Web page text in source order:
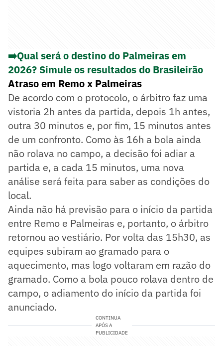
➡️Qual será o destino do Palmeiras em
2026? Simule os resultados do Brasileirão
Atraso em Remo x Palmeiras
De acordo com o protocolo, o árbitro faz uma
vistoria 2h antes da partida, depois 1h antes,
outra 30 minutos e, por fim, 15 minutos antes
de um confronto. Como às 16h a bola ainda
não rolava no campo, a decisão foi adiar a
partida e, a cada 15 minutos, uma nova
análise será feita para saber as condições do
local.
Ainda não há previsão para o início da partida
entre Remo e Palmeiras e, portanto, o árbitro
retornou ao vestiário. Por volta das 15h30, as
equipes subiram ao gramado para o
aquecimento, mas logo voltaram em razão do
gramado. Como a bola pouco rolava dentro de
campo, o adiamento do início da partida foi
anunciado.
CONTINUA
APÓS A
PUBLICIDADE